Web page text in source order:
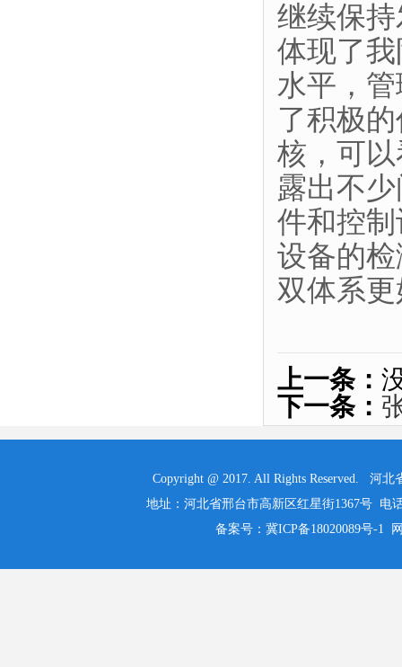
继续保
体现了
水平，
了积极
核，可
露出不
件和控
设备的
双体系
上一条：
下一条：
Copyright @ 2017. All Rights Reserved. 河
地址：河北省邢台市高新区红星街1367号 电话
备案号：冀ICP备18020089号-1